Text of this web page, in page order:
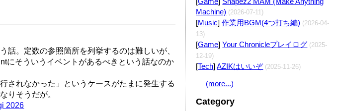
話。定数の参照箇所を列挙するのは難しいが、
にそういうイベントがあるべきという話なのか
されなかった」というケースがたまに発生する
りそうだが。
2026
Machine) (2026-07-11)
[Music]作業用BGM(4つ打ち編) (2026-04-
13)
[Game]Your Chronicleプレイログ (2025-
12-19)
[Tech]AZIKはいいぞ (2025-11-26)
(more...)
Category